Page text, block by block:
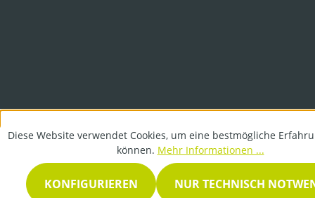
Diese Website verwendet Cookies, um eine bestmögliche
können. Mehr Informationen ...
NUR TECHNISCH
KONFIGURIEREN